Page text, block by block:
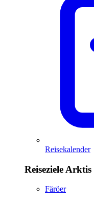
Reisekalender
Reiseziele Arktis
Färöer